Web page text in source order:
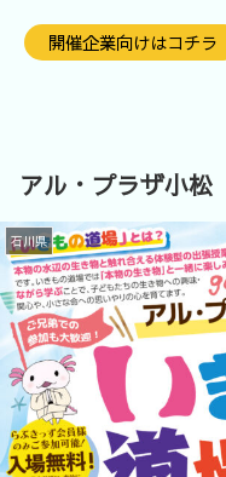
開催企業向けはコチラ
アル・プラザ小松
石川県